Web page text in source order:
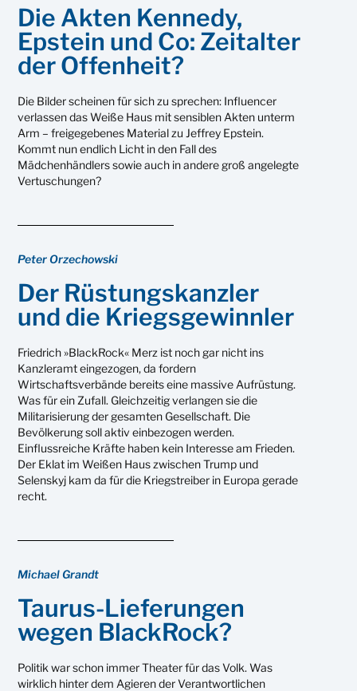
Die Akten Kennedy,
Epstein und Co: Zeitalter
der Offenheit?
Die Bilder scheinen für sich zu sprechen: Influencer
verlassen das Weiße Haus mit sensiblen Akten unterm
Arm – freigegebenes Material zu Jeffrey Epstein.
Kommt nun endlich Licht in den Fall des
Mädchenhändlers sowie auch in andere groß angelegte
Vertuschungen?
Peter Orzechowski
Der Rüstungskanzler
und die Kriegsgewinnler
Friedrich »BlackRock« Merz ist noch gar nicht ins
Kanzleramt eingezogen, da fordern
Wirtschaftsverbände bereits eine massive Aufrüstung.
Was für ein Zufall. Gleichzeitig verlangen sie die
Militarisierung der gesamten Gesellschaft. Die
Bevölkerung soll aktiv einbezogen werden.
Einflussreiche Kräfte haben kein Interesse am Frieden.
Der Eklat im Weißen Haus zwischen Trump und
Selenskyj kam da für die Kriegstreiber in Europa gerade
recht.
Michael Grandt
Taurus-Lieferungen
wegen BlackRock?
Politik war schon immer Theater für das Volk. Was
wirklich hinter dem Agieren der Verantwortlichen